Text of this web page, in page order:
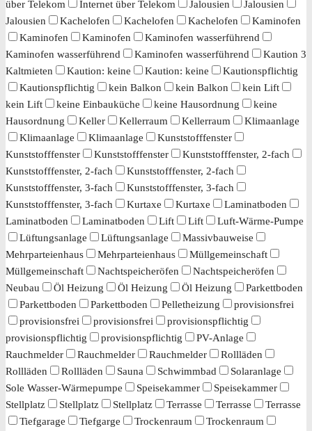
über Telekom
Internet über Telekom Jalousien
Jalousien
Jalousien
Kachelofen Kachelofen Kachelofen
Kaminofen
Kaminofen
Kaminofen
Kaminofen wasserführend
Kaminofen wasserführend
Kaminofen wasserführend
Kaution 3
Kaltmieten
Kaution: keine Kaution: keine
Kautionspflichtig
Kautionspflichtig
kein Balkon kein Balkon
kein Lift
kein Lift
keine Einbauküche keine Hausordnung
keine
Hausordnung
Keller Kellerraum Kellerraum
Klimaanlage
Klimaanlage
Klimaanlage
Kunststofffenster
Kunststofffenster
Kunststofffenster
Kunststofffenster, 2-fach
Kunststofffenster, 2-fach
Kunststofffenster, 2-fach
Kunststofffenster, 3-fach
Kunststofffenster, 3-fach
Kunststofffenster, 3-fach
Kurtaxe Kurtaxe
Laminatboden
Laminatboden
Laminatboden Lift Lift
Luft-Wärme-Pumpe
Lüftungsanlage
Lüftungsanlage
Massivbauweise
Mehrparteienhaus
Mehrparteienhaus
Müllgemeinschaft
Müllgemeinschaft
Nachtspeicheröfen
Nachtspeicheröfen
Neubau
Öl Heizung Öl Heizung Öl Heizung
Parkettboden
Parkettboden
Parkettboden Pelletheizung
provisionsfrei
provisionsfrei
provisionsfrei
provisionspflichtig
provisionspflichtig
provisionspflichtig
PV-Anlage
Rauchmelder
Rauchmelder Rauchmelder
Rollläden
Rollläden
Rollläden Sauna Schwimmbad
Solaranlage
Sole Wasser-Wärmepumpe
Speisekammer
Speisekammer
Stellplatz
Stellplatz Stellplatz Terrasse Terrasse
Terrasse
Tiefgarage
Tiefgarge Trockenraum
Trockenraum